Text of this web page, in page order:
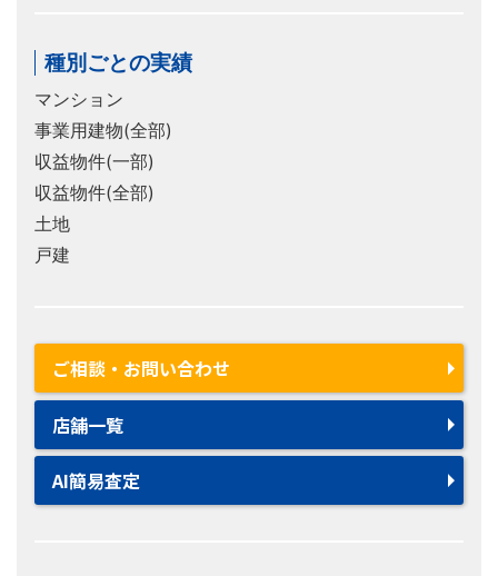
種別ごとの実績
マンション
事業用建物(全部)
収益物件(一部)
収益物件(全部)
土地
戸建
ご相談・お問い合わせ
店舗一覧
AI簡易査定